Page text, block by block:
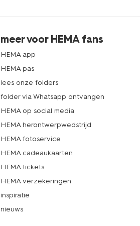
meer voor HEMA fans
HEMA app
HEMA pas
lees onze folders
folder via Whatsapp ontvangen
HEMA op social media
HEMA herontwerpwedstrijd
HEMA fotoservice
HEMA cadeaukaarten
HEMA tickets
HEMA verzekeringen
inspiratie
nieuws